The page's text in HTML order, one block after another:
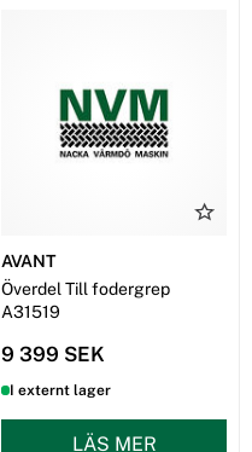
AVANT
Överdel Till fodergrep
A31519
9 399 SEK
I externt lager
LÄS MER